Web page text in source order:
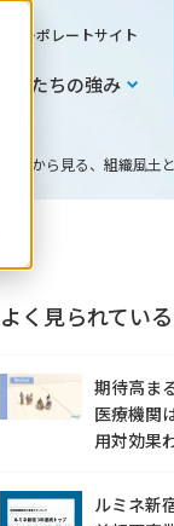
コーポレートサイト
私たちの強み
タから見る、組織風土
よく見られてい
期待高ま
医療機関
用対効果
ルミネ新